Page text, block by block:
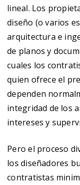
lineal. Los
diseño (o varios
arquitectura e
de planos y
cuales los
quien ofrece el
dependen
integridad de los
intereses y
Pero el proceso
los diseñadores
contratistas